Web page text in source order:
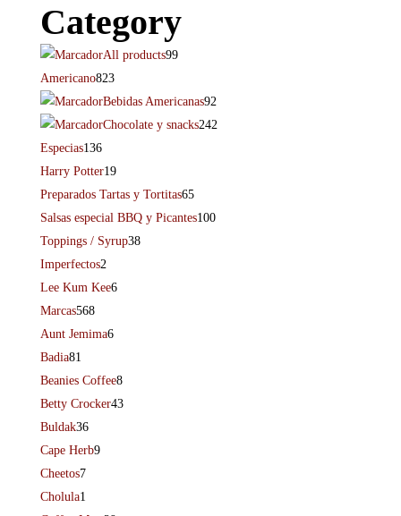
Category
All products99
Americano823
Bebidas Americanas92
Chocolate y snacks242
Especias136
Harry Potter19
Preparados Tartas y Tortitas65
Salsas especial BBQ y Picantes100
Toppings / Syrup38
Imperfectos2
Lee Kum Kee6
Marcas568
Aunt Jemima6
Badia81
Beanies Coffee8
Betty Crocker43
Buldak36
Cape Herb9
Cheetos7
Cholula1